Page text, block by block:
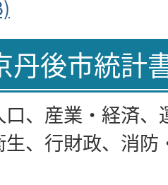
丹後市統計
、産業・経済
、行財政、消防